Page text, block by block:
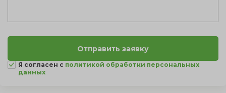
Я согласен с политикой обработки персональных
данных